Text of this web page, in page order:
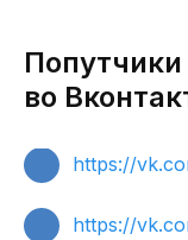
во
https://
https://